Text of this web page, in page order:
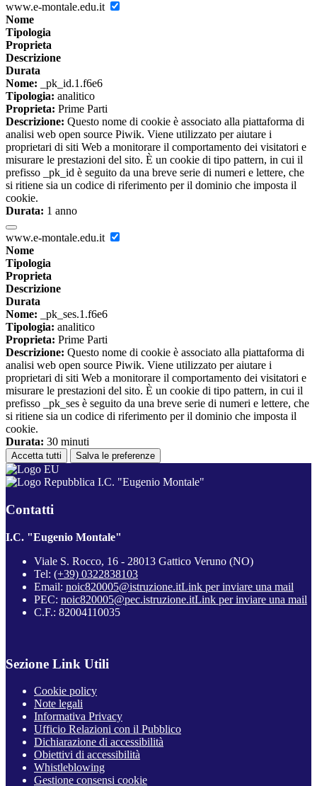
www.e-montale.edu.it
Nome
Tipologia
Proprieta
Descrizione
Durata
Nome: _pk_id.1.f6e6
Tipologia: analitico
Proprieta: Prime Parti
Descrizione: Questo nome di cookie è associato alla piattaforma di
analisi web open source Piwik. Viene utilizzato per aiutare i
proprietari di siti Web a monitorare il comportamento dei visitatori e
misurare le prestazioni del sito. È un cookie di tipo pattern, in cui il
prefisso _pk_id è seguito da una breve serie di numeri e lettere, che
si ritiene sia un codice di riferimento per il dominio che imposta il
cookie.
Durata: 1 anno
www.e-montale.edu.it
Nome
Tipologia
Proprieta
Descrizione
Durata
Nome: _pk_ses.1.f6e6
Tipologia: analitico
Proprieta: Prime Parti
Descrizione: Questo nome di cookie è associato alla piattaforma di
analisi web open source Piwik. Viene utilizzato per aiutare i
proprietari di siti Web a monitorare il comportamento dei visitatori e
misurare le prestazioni del sito. È un cookie di tipo pattern, in cui il
prefisso _pk_ses è seguito da una breve serie di numeri e lettere, che
si ritiene sia un codice di riferimento per il dominio che imposta il
cookie.
Durata: 30 minuti
Accetta tutti Salva le preferenze
I.C. "Eugenio Montale"
Contatti
I.C. "Eugenio Montale"
Viale S. Rocco, 16 - 28013 Gattico Veruno (NO)
Tel: (+39) 0322838103
Email: noic820005@istruzione.itLink per inviare una mail
PEC: noic820005@pec.istruzione.itLink per inviare una mail
C.F.: 82004110035
Sezione Link Utili
Cookie policy
Note legali
Informativa Privacy
Ufficio Relazioni con il Pubblico
Dichiarazione di accessibilità
Obiettivi di accessibilità
Whistleblowing
Gestione consensi cookie